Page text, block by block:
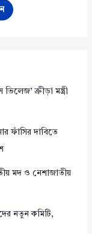
ক্রীড়া মন্ত্রী
ফাঁসির দাবিতে
মদ ও নেশাজাতীয়
নতুন কমিটি,